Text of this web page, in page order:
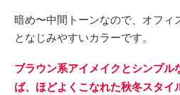
暗め〜中間トーンなので、オフィ
となじみやすいカラーです。
ブラウン系アイメイクとシンプル
ば、ほどよくこなれた秋冬スタイ